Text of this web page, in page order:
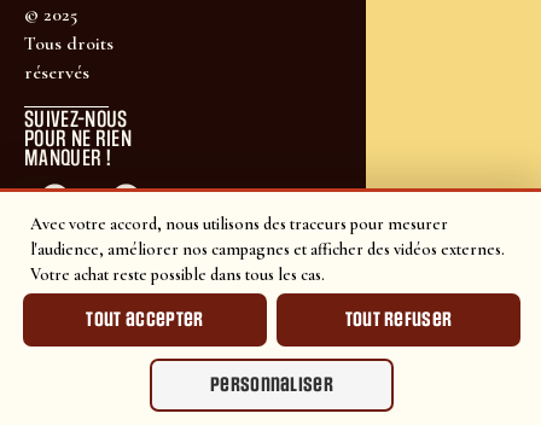
Avec votre accord, nous utilisons des traceurs pour mesurer
l'audience, améliorer nos campagnes et afficher des vidéos externes.
Votre achat reste possible dans tous les cas.
Tout accepter Tout refuser
Personnaliser
© 2025
Tous droits
réservés
SUIVEZ-NOUS
POUR NE RIEN
MANQUER !